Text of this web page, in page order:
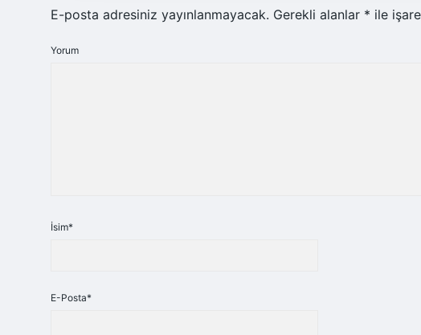
E-posta adresiniz yayınlanmayacak. Gerekli alanlar * ile
Yorum
İsim*
E-Posta*